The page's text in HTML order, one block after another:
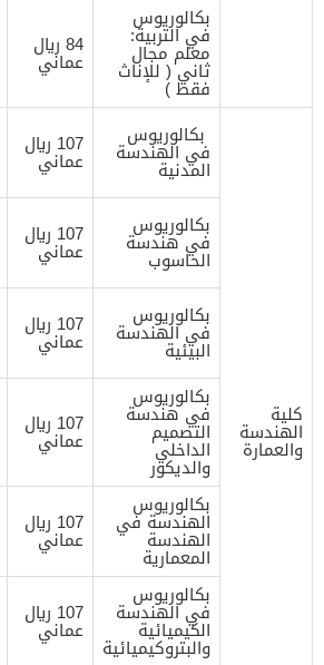
بكالوريوس
في التربية:
معلم مجال
ثاني ( للإناث
فقط )
84 ريال
عماني
كلية
الهندسة
والعمارة
بكالوريوس
في الهندسة
المدنية
107 ريال
عماني
بكالوريوس
في هندسة
الحاسوب
107 ريال
عماني
بكالوريوس
في الهندسة
البيئية
107 ريال
عماني
بكالوريوس
في هندسة
التصميم
الداخلي
والديكور
107 ريال
عماني
بكالوريوس
الهندسة في
الهندسة
المعمارية
107 ريال
عماني
بكالوريوس
في الهندسة
الكيميائية
والبتروكيميائية
107 ريال
عماني